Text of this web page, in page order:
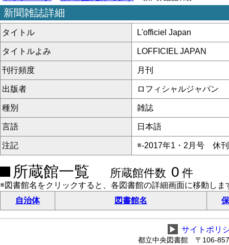
新聞雑誌詳細
タイトル L'officiel Japan
タイトルよみ LOFFICIEL JAPAN
刊行頻度 月刊
出版者 ロフィシャルジャパン
種別 雑誌
言語 日本語
注記 ※-2017年1・2月号 休刊
所蔵館一覧 所蔵館件数 0 件
※図書館名をクリックすると、各図書館の詳細画面に移動しま
自治体
図書館名
▶ サイトポリ
都立中央図書館 〒106-